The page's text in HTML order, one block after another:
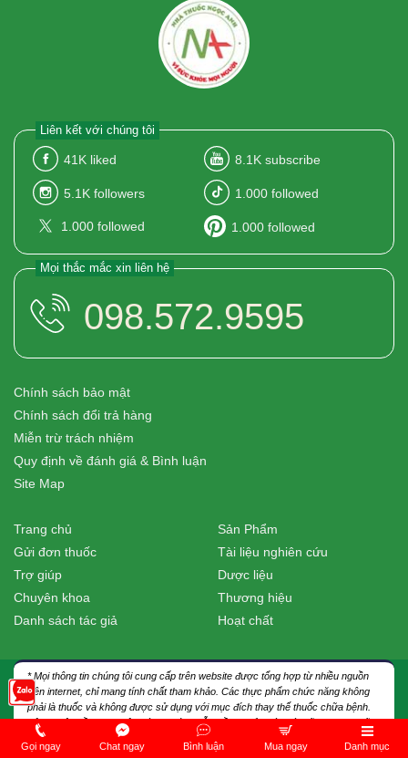
Liên kết với chúng tôi
41K liked 8.1K subscribe
5.1K followers 1.000 followed
1.000 followed 1.000 followed
Mọi thắc mắc xin liên hệ
098.572.9595
Chính sách bảo mật
Chính sách đổi trả hàng
Miễn trừ trách nhiệm
Quy định về đánh giá & Bình luận
Site Map
Trang chủ
Gửi đơn thuốc
Trợ giúp
Chuyên khoa
Danh sách tác giả
Sản Phẩm
Tài liệu nghiên cứu
Dược liệu
Thương hiệu
Hoạt chất
* Mọi thông tin chúng tôi cung cấp trên website được tổng hợp từ nhiều nguồn
trên internet, chỉ mang tính chất tham khảo. Các thực phẩm chức năng không
phải là thuốc và không được sử dụng với mục đích thay thế thuốc chữa bệnh.
Bệnh nhân cần thực hiện đúng hướng dẫn điều trị của các bác sĩ hay dược sĩ
chuyên môn trực tiếp. Chúng tôi không chịu trách nhiệm với các trường hợp tự
ý sử dụng thuốc, thực phẩm chức năng theo các thông tin được cung cấp trên
Gọi ngay Chat ngay Bình luận Mua ngay Danh mục